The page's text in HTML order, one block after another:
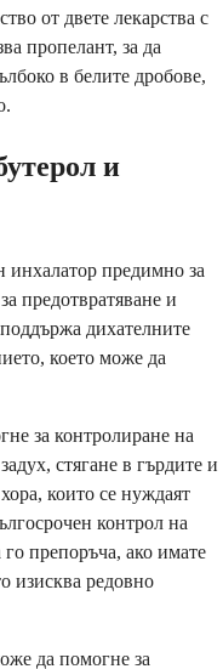
от двете лекарства с
пропелант, за да
в белите дробове,
и
инхалатор предимно за
предотвратяване и
дихателните
което може да
за контролиране на
стягане в гърдите и
които се нуждаят
контрол на
препоръча, ако имате
изисква редовно
да помогне за